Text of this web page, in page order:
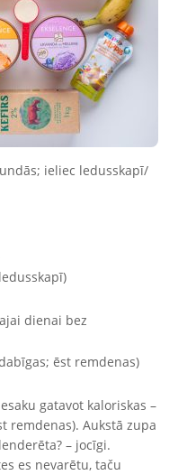
ieliec ledusskapī/
dienai bez
ēst remdenas)
gatavot kaloriskas –
remdenas). Aukstā zupa
– jocīgi.
es nevarētu, taču